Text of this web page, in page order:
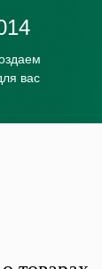
вас